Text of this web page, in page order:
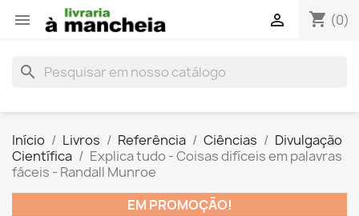
 shopping_cart (0)

search
Início Livros Referência Ciências
Divulgação
Científica
Explica tudo - Coisas difíceis em palavras
fáceis - Randall Munroe
EM PROMOÇÃO!